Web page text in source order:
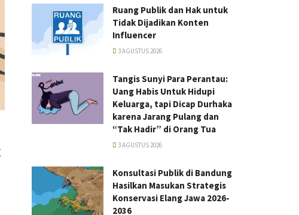
Ruang Publik dan Hak untuk
Tidak Dijadikan Konten
Influencer
3 AGUSTUS 2026
Tangis Sunyi Para Perantau:
Uang Habis Untuk Hidupi
Keluarga, tapi Dicap Durhaka
karena Jarang Pulang dan
“Tak Hadir” di Orang Tua
3 AGUSTUS 2026
Konsultasi Publik di Bandung
Hasilkan Masukan Strategis
Konservasi Elang Jawa 2026-
2036